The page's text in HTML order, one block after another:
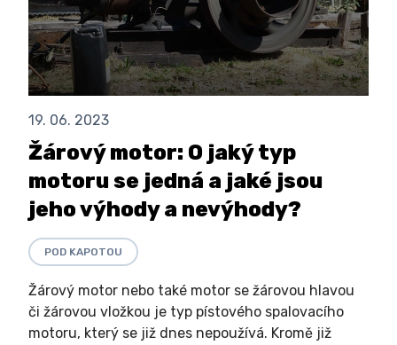
19. 06. 2023
Žárový motor: O jaký typ
motoru se jedná a jaké jsou
jeho výhody a nevýhody?
POD KAPOTOU
Žárový motor nebo také motor se žárovou hlavou
či žárovou vložkou je typ pístového spalovacího
motoru, který se již dnes nepoužívá. Kromě již